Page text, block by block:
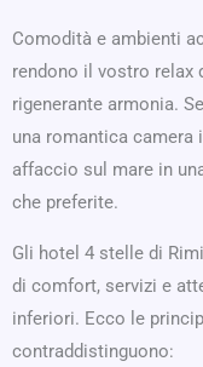
Comodità e ambienti
rendono il vostro relax
rigenerante armonia.
una romantica camera
affaccio sul mare in
che preferite.
Gli hotel 4 stelle di
di comfort, servizi e
inferiori. Ecco le
contraddistinguono: